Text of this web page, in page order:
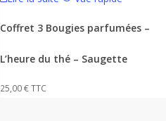
Coffret 3 Bougies parfumées –
L’heure du thé – Saugette
25,00€TTC